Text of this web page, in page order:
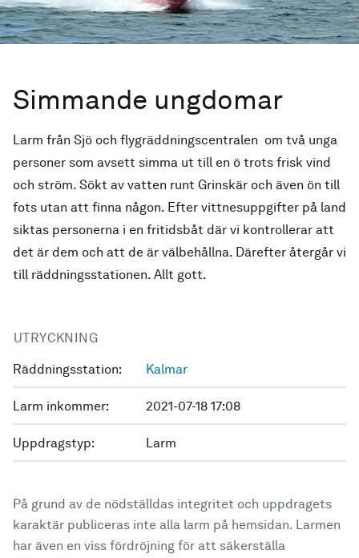
Simmande ungdomar
Larm från Sjö och flygräddningscentralen om två unga
personer som avsett simma ut till en ö trots frisk vind
och ström. Sökt av vatten runt Grinskär och även ön till
fots utan att finna någon. Efter vittnesuppgifter på land
siktas personerna i en fritidsbåt där vi kontrollerar att
det är dem och att de är välbehållna. Därefter återgår vi
till räddningsstationen. Allt gott.
UTRYCKNING
Räddningsstation: Kalmar
Larm inkommer: 2021-07-18 17:08
Uppdragstyp: Larm
På grund av de nödställdas integritet och uppdragets
karaktär publiceras inte alla larm på hemsidan. Larmen
har även en viss fördröjning för att säkerställa